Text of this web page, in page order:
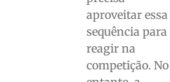
aproveitar essa
sequência para
reagir na
competição. No